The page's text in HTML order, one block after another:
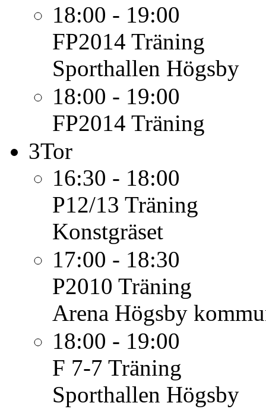
18:00 - 19:00
FP2014 Träning
Sporthallen Högsby
18:00 - 19:00
FP2014 Träning
3Tor
16:30 - 18:00
P12/13 Träning
Konstgräset
17:00 - 18:30
P2010 Träning
Arena Högsby
18:00 - 19:00
F 7-7 Träning
Sporthallen Högsby